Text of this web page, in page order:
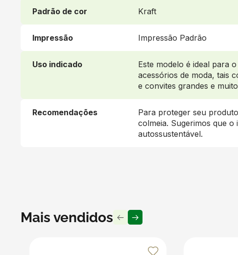
Padrão de cor Kraft
Impressão Impressão Padrão
Uso indicado
Este modelo é ideal para
acessórios de moda, tais
e convites grandes e
Recomendações
Para proteger seu
colmeia. Sugerimos que
autossustentável.
Mais vendidos